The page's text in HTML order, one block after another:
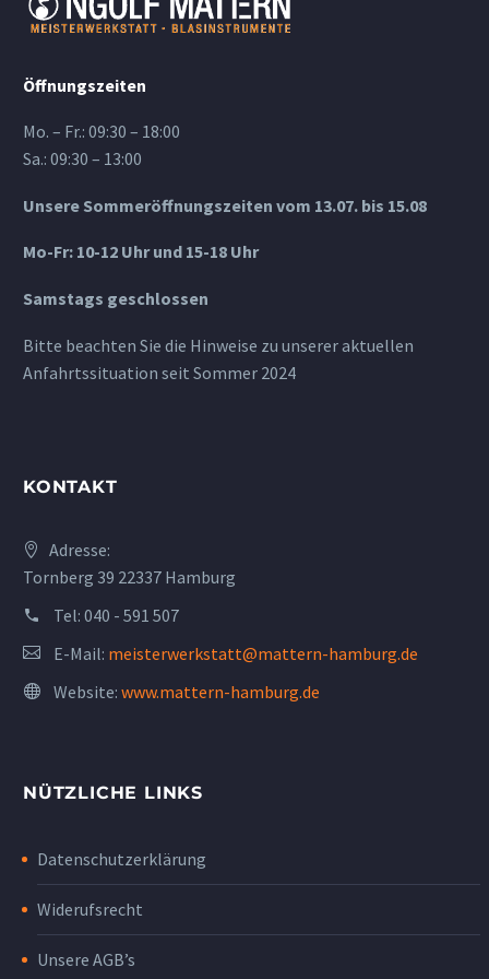
Öffnungszeiten
Mo. – Fr.: 09:30 – 18:00
Sa.: 09:30 – 13:00
Unsere Sommeröffnungszeiten vom 13.07. bis 15.08
Mo-Fr: 10-12 Uhr und 15-18 Uhr
Samstags geschlossen
Bitte beachten Sie die Hinweise zu unserer aktuellen
Anfahrtssituation seit Sommer 2024
KONTAKT
Adresse:
Tornberg 39 22337 Hamburg
Tel: 040 - 591 507
E-Mail: meisterwerkstatt@mattern-hamburg.de
Website: www.mattern-hamburg.de
NÜTZLICHE LINKS
Datenschutzerklärung
Widerufsrecht
Unsere AGB’s